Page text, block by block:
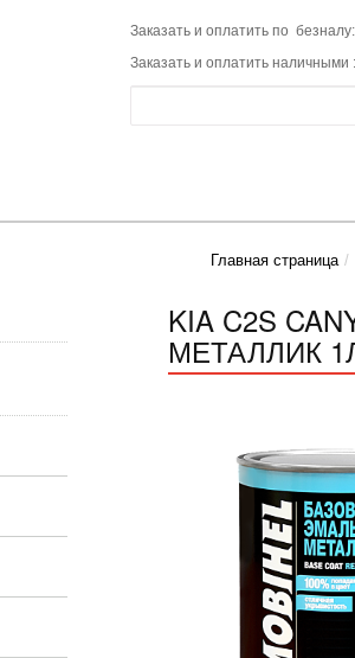
Заказать и оплатить по
Заказать и оплатить наличными
Главная страница
KIA C2S
МЕТАЛЛИК